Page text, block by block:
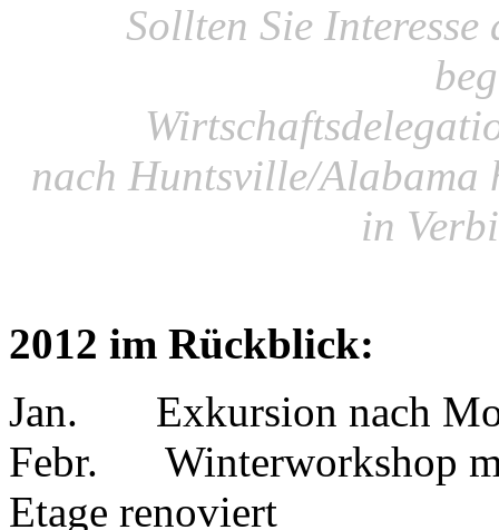
Sollten Sie
nach Huntsville/Alabama
in
2012 im Rückblick:
Jan. Exkursion nach
Febr. Winterworkshop
Etage renoviert